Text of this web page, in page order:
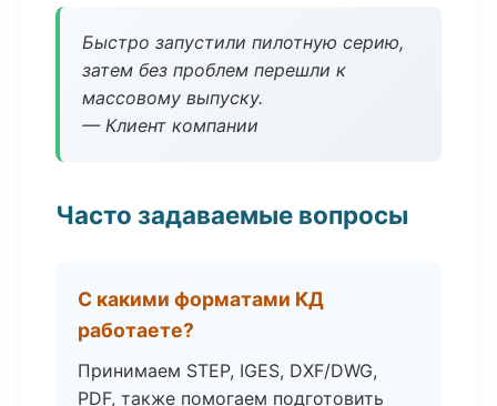
Быстро запустили пилотную серию,
затем без проблем перешли к
массовому выпуску.
— Клиент компании
Часто задаваемые вопросы
С какими форматами КД
работаете?
Принимаем STEP, IGES, DXF/DWG,
PDF, также помогаем подготовить